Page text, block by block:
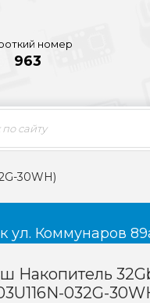
номер
963
30WH)
ул. Коммунаров
Накопитель
032G-